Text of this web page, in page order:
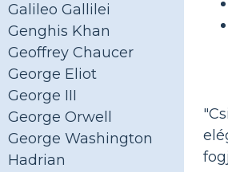
Galileo Gallilei
Genghis Khan
Geoffrey Chaucer
George Eliot
George III
George Orwell
George Washington
Hadrian